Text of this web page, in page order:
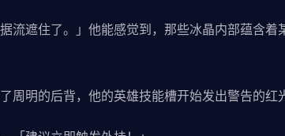
流遮住了。」他能感觉到，那些冰晶内部蕴含着
明的后背，他的英雄技能槽开始发出警告的红